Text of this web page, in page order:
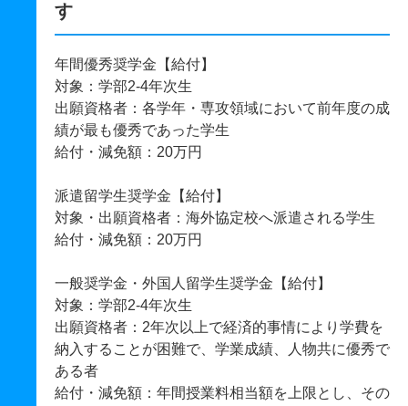
す
年間優秀奨学金【給付】
対象：学部2-4年次生
出願資格者：各学年・専攻領域において前年度の成
績が最も優秀であった学生
給付・減免額：20万円
派遣留学生奨学金【給付】
対象・出願資格者：海外協定校へ派遣される学生
給付・減免額：20万円
一般奨学金・外国人留学生奨学金【給付】
対象：学部2-4年次生
出願資格者：2年次以上で経済的事情により学費を
納入することが困難で、学業成績、人物共に優秀で
ある者
給付・減免額：年間授業料相当額を上限とし、その